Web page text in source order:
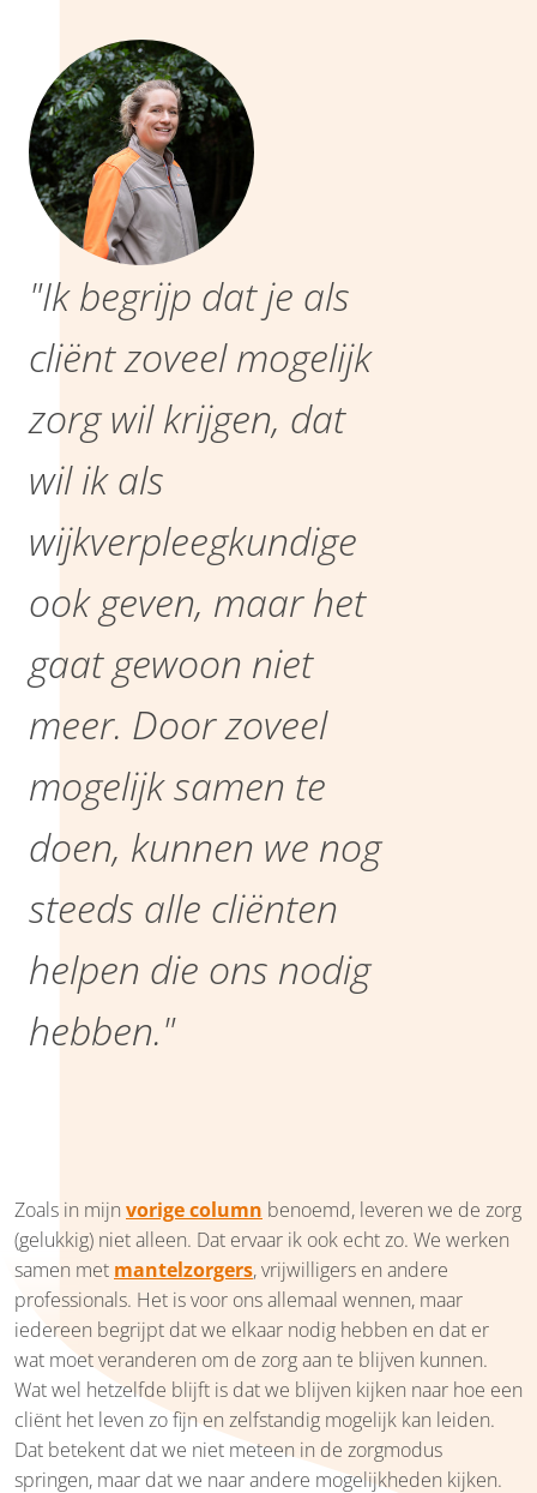
"Ik begrijp dat je als
cliënt zoveel mogelijk
zorg wil krijgen, dat
wil ik als
wijkverpleegkundige
ook geven, maar het
gaat gewoon niet
meer. Door zoveel
mogelijk samen te
doen, kunnen we nog
steeds alle cliënten
helpen die ons nodig
hebben."
Zoals in mijn vorige column benoemd, leveren we de zorg
(gelukkig) niet alleen. Dat ervaar ik ook echt zo. We werken
samen met mantelzorgers, vrijwilligers en andere
professionals. Het is voor ons allemaal wennen, maar
iedereen begrijpt dat we elkaar nodig hebben en dat er
wat moet veranderen om de zorg aan te blijven kunnen.
Wat wel hetzelfde blijft is dat we blijven kijken naar hoe een
cliënt het leven zo fijn en zelfstandig mogelijk kan leiden.
Dat betekent dat we niet meteen in de zorgmodus
springen, maar dat we naar andere mogelijkheden kijken.